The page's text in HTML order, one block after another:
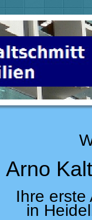
Arno
Ihre erste
in